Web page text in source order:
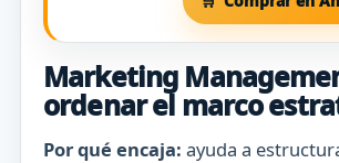
Marketing
ordenar el marco
Por qué encaja: ayuda a